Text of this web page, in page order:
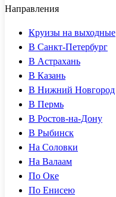
Направления
Круизы на выходные
В Санкт-Петербург
В Астрахань
В Казань
В Нижний Новгород
В Пермь
В Ростов-на-Дону
В Рыбинск
На Соловки
На Валаам
По Оке
По Енисею